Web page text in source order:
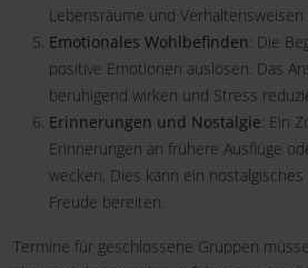
Lebensräume und Verhaltensweisen
Emotionales Wohlbefinden: Die
positive Emotionen auslösen. Das
beruhigend wirken und Stress
Erinnerungen und Nostalgie: Ein
Erinnerungen an frühere Ausflüge
wecken. Dies kann ein
Freude bereiten.
Termine für geschlossene Gruppen